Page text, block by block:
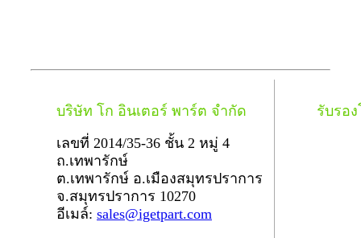
บริษัท โก อินเตอร์ พาร์ต จำกัด
เลขที่ 2014/35-36 ชั้น 2 หมู่ 4
ถ.เทพารักษ์
ต.เทพารักษ์ อ.เมืองสมุทรปราการ
จ.สมุทรปราการ 10270
อีเมล์: sales@igetpart.com
รับรอ